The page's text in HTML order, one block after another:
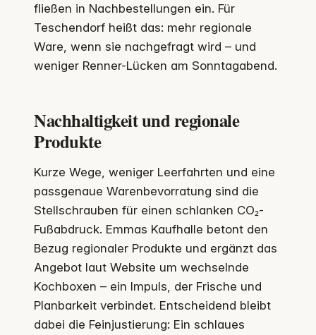
fließen in Nachbestellungen ein. Für
Teschendorf heißt das: mehr regionale
Ware, wenn sie nachgefragt wird – und
weniger Renner-Lücken am Sonntagabend.
Nachhaltigkeit und regionale
Produkte
Kurze Wege, weniger Leerfahrten und eine
passgenaue Warenbevorratung sind die
Stellschrauben für einen schlanken CO₂-
Fußabdruck. Emmas Kaufhalle betont den
Bezug regionaler Produkte und ergänzt das
Angebot laut Website um wechselnde
Kochboxen – ein Impuls, der Frische und
Planbarkeit verbindet. Entscheidend bleibt
dabei die Feinjustierung: Ein schlaues